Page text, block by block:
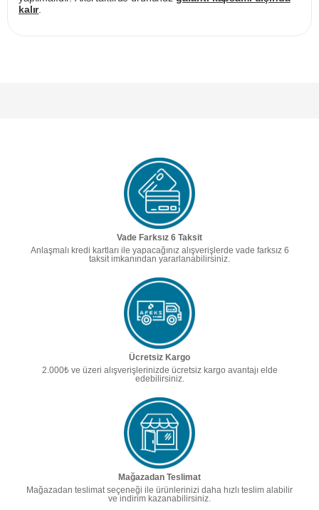
kalır.
Vade Farksız 6 Taksit
Anlaşmalı kredi kartları ile yapacağınız alışverişlerde vade farksız 6
taksit imkanından yararlanabilirsiniz.
Ücretsiz Kargo
2.000₺ ve üzeri alışverişlerinizde ücretsiz kargo avantajı elde
edebilirsiniz.
Mağazadan Teslimat
Mağazadan teslimat seçeneği ile ürünlerinizi daha hızlı teslim alabilir
ve indirim kazanabilirsiniz.